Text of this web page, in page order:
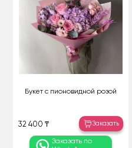
Букет с пионовидной розой
32 400 ₸ Заказать
Заказать по